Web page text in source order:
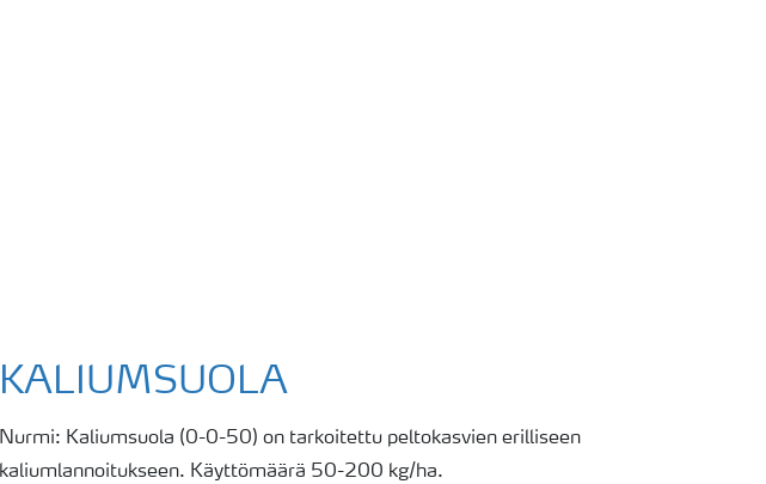
KALIUMSUOLA
Nurmi: Kaliumsuola (0-0-50) on tarkoitettu peltokasvien erilliseen
kaliumlannoitukseen. Käyttömäärä 50-200 kg/ha.